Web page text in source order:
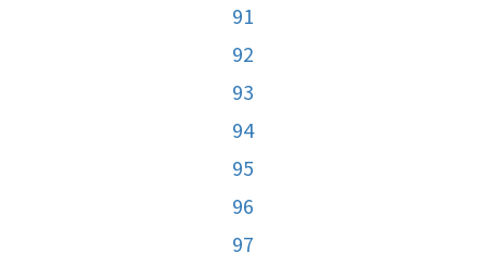
91
92
93
94
95
96
97